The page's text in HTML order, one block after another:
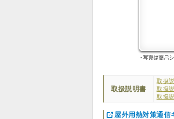
取扱説明書
取扱
取扱
取扱
屋外用熱対策通信